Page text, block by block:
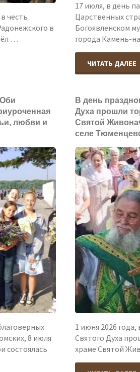
честь
в
…
17 июля, в день
Царственных
Богоявленском
города Камень-
ЧИТАТЬ ДАЛЕЕ
любви и
8 июля
состоялась
В день
Духа прошли
Святой
селе
1 июня 2026
Святого Духа
храме Святой